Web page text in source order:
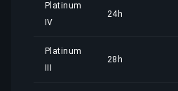
Platinum
IV
24h
Platinum
28h